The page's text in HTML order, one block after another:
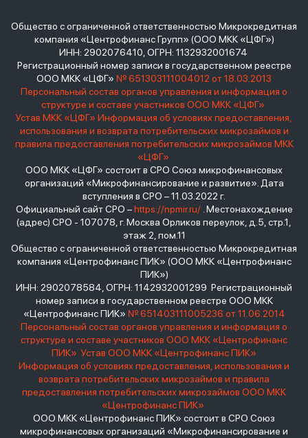
Общество с ограниченной ответственностью Микрокредитная
компания «Центрофинанс Групп» (ООО МКК «ЦФГ»)
ИНН: 2902076410, ОГРН: 1132932001674
Регистрационный номер записи в государственном реестре
ООО МКК «ЦФГ» № 651303111004012 от 18.03.2013
Персональный состав органов управления и информация о
структуре и составе участников ООО МКК «ЦФГ»
Устав МКК «ЦФГ» Информация об условиях предоставления,
использования и возврата потребительских микрозаймов и
правила предоставления потребительских микрозаймов МКК
«ЦФГ»
ООО МКК «ЦФГ» состоит в СРО Союз микрофинансовых
организаций «Микрофинансирование и развитие». Дата
вступления в СРО – 11.03.2022 г.
Официальный сайт СРО –https://npmir.ru/. Местонахождение
(адрес) СРО - 107078, г. Москва Орликов переулок, д.5, стр.1,
этаж 2, пом.11
Общество с ограниченной ответственностью Микрокредитная
компания «Центрофинанс ПИК» (ООО МКК «Центрофинанс
ПИК»)
ИНН: 2902078584, ОГРН: 1142932001299 Регистрационный
номер записи в государственном реестре ООО МКК
«Центрофинанс ПИК» № 651403111005236 от 11.06.2014
Персональный состав органов управления и информация о
структуре и составе участников ООО МКК «Центрофинанс
ПИК» Устав ООО МКК «Центрофинанс ПИК»
Информация об условиях предоставления, использования и
возврата потребительских микрозаймов и правила
предоставления потребительских микрозаймов ООО МКК
«Центрофинанс ПИК»
ООО МКК «Центрофинанс ПИК» состоит в СРО Союз
микрофинансовых организаций «Микрофинансирование и